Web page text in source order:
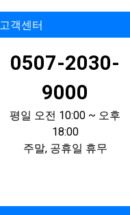
고객센터
0507-2030-
9000
평일 오전 10:00 ~ 오후
18:00
주말, 공휴일 휴무